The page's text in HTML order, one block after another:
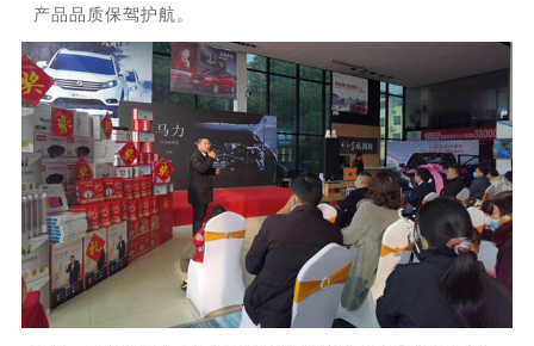
产品品质保驾护航。